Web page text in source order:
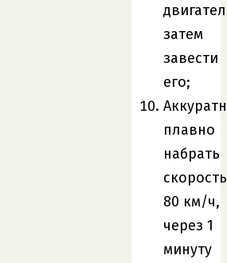
затем
завести
его;
плавно
набрать
скорость
80 км/ч,
через 1
минуту